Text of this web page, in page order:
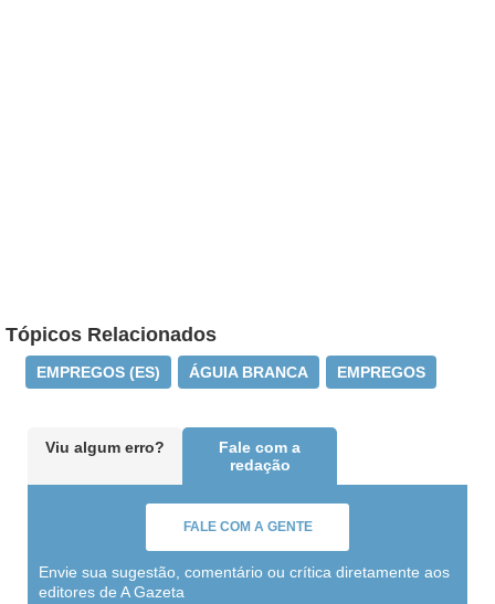
Tópicos Relacionados
EMPREGOS (ES) ÁGUIA BRANCA EMPREGOS
Viu algum erro?
Fale com a
redação
FALE COM A GENTE
Envie sua sugestão, comentário ou crítica diretamente aos
editores de A Gazeta